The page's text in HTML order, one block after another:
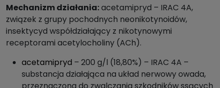
Mechanizm działania:acetamipryd – IRAC 4A,
związek z grupy pochodnych neonikotynoidów,
insektycyd współdziałający z nikotynowymi
receptorami acetylocholiny (ACh).
acetamipryd – 200 g/l (18,80%) – IRAC 4A –
substancja działająca na układ nerwowy owada,